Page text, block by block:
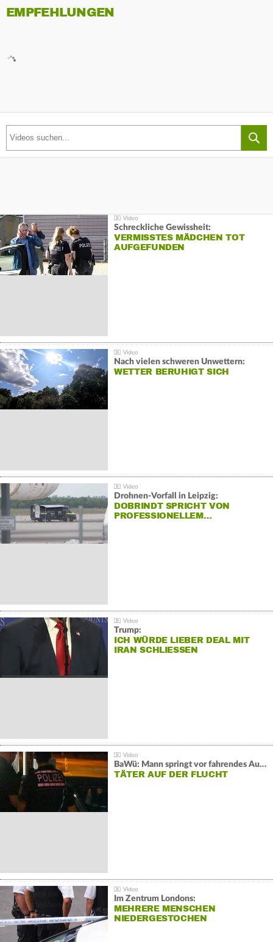
EMPFEHLUNGEN
Schreckliche Gewissheit:
VERMISSTES MÄDCHEN TOT
AUFGEFUNDEN
Nach vielen schweren Unwettern:
WETTER BERUHIGT SICH
Drohnen-Vorfall in Leipzig:
DOBRINDT SPRICHT VON
PROFESSIONELLEM…
Trump:
ICH WÜRDE LIEBER DEAL MIT
IRAN SCHLIESSEN
BaWü: Mann springt vor fahrendes Auto und schießt
TÄTER AUF DER FLUCHT
Im Zentrum Londons:
MEHRERE MENSCHEN
NIEDERGESTOCHEN